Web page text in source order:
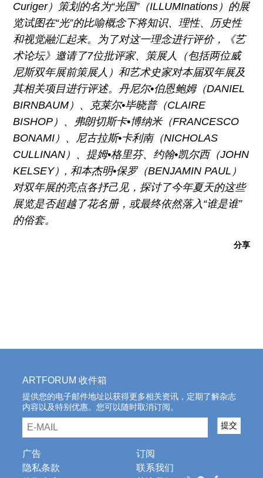
Curiger）策划的名为“光国”（ILLUMInations）的展
览试图在“光”的比喻概念下将知识、理性、历史性
和视觉融汇起来。为了对这一理念进行评价，《艺
术论坛》邀请了7位批评家、策展人（包括两位威
尼斯双年展前策展人）和艺术史家对本届双年展及
其相关项目进行评述。丹尼尔•伯恩鲍姆（DANIEL
BIRNBAUM）、克莱尔•毕晓普（CLAIRE
BISHOP）、弗朗切斯卡•博纳米（FRANCESCO
BONAMI）、尼古拉斯•卡利南（NICHOLAS
CULLINAN）、提姆•格里芬、约翰•凯尔西（JOHN
KELSEY）, 和本杰明•保罗（BENJAMIN PAUL）
对双年展的亮点各抒己见，探讨了今年夏天的这些
展览是否超越了花名册，或最终依然落入“谁是谁”
的俗套。
分享
ARTFORUM 收件箱
提供您的电子邮件地址以获得更多相关资讯，定期了解杂志
内容以及特别优惠。您可以随时取消订阅。
email 提交
广告
隐私条款
订阅
联系我们